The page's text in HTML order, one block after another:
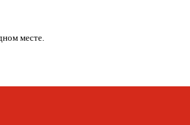
месте.